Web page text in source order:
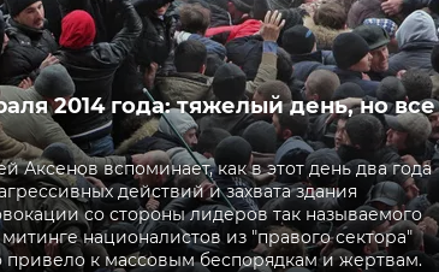
2014 года: тяжелый день, но все
Аксенов вспоминает, как в этот день два года
действий и захвата здания
со стороны лидеров так называемого
националистов из "правого сектора"
привело к массовым беспорядкам и жертвам.